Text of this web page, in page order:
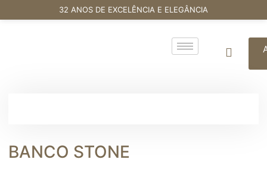
32 ANOS DE EXCELÊNCIA E ELEGÂNCIA
BANCO STONE